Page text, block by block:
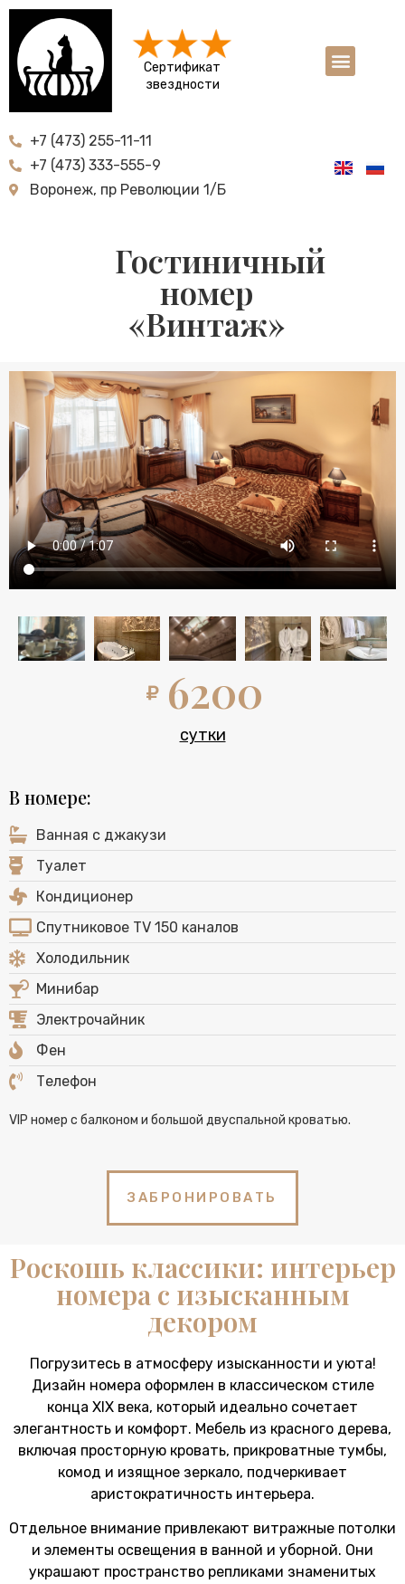
Сертификат
звездности
+7 (473) 255-11-11
+7 (473) 333-555-9
Воронеж, пр Революции 1/Б
Гостиничный
номер
«Винтаж»
В номере:
Ванная с джакузи
Туалет
Кондиционер
Спутниковое TV 150 каналов
Холодильник
Минибар
Электрочайник
Фен
Телефон
VIP номер с балконом и большой двуспальной кроватью.
ЗАБРОНИРОВАТЬ
6200
сутки
Роскошь классики: интерьер
номера с изысканным
декором
Погрузитесь в атмосферу изысканности и уюта!
Дизайн номера оформлен в классическом стиле
конца XIX века, который идеально сочетает
элегантность и комфорт. Мебель из красного дерева,
включая просторную кровать, прикроватные тумбы,
комод и изящное зеркало, подчеркивает
аристократичность интерьера.
Отдельное внимание привлекают витражные потолки
и элементы освещения в ванной и уборной. Они
украшают пространство репликами знаменитых